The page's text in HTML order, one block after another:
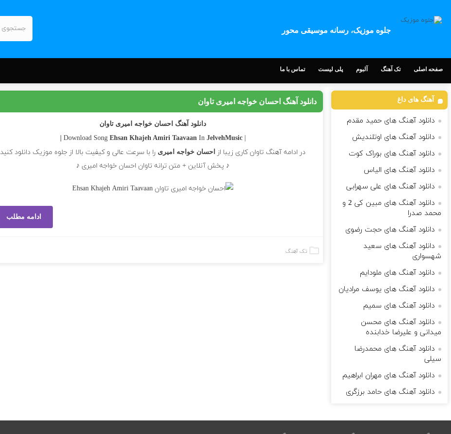
جلوه موزیک، رسانه موسیقی محور
صفحه اصلی تک آهنگ آلبوم پلی لیست تماس با ما
دانلود آهنگ احسان خواجه امیری تاوان
دانلود آهنگ احسان خواجه امیری تاوان
| Download Song
Ehsan Khajeh Amiri TaavaanIn JelvehMusic |
در ادامه آهنگ تاوان کاری زیبا از احسان خواجه امیری را با سرعت عالی و کیفیت بالا از جلوه موزیک دانلود کنید
♪ پخش آنلاین + متن ترانه تاوان احسان خواجه امیری ♪
ادامه مطلب
تک آهنگ
آهنگ های داغ
دانلود آهنگ های حمید مقدم
دانلود آهنگ های اوتلندیش
دانلود آهنگ های بوراک کوت
دانلود آهنگ های الیاس
دانلود آهنگ های علی سهرابی
دانلود آهنگ های مبین کی 2 و
محمد صدرا
دانلود آهنگ های حجت رضوی
دانلود آهنگ های سعید
شهسواری
دانلود آهنگ های ملودایم
دانلود آهنگ های یوسف مرادیان
دانلود آهنگ های سمیم
دانلود آهنگ های محسن
میدانی و علیرضا خدابنده
دانلود آهنگ های محمدرضا
سیلی
دانلود آهنگ های مهران ابراهیم
دانلود آهنگ های حامد برزگری